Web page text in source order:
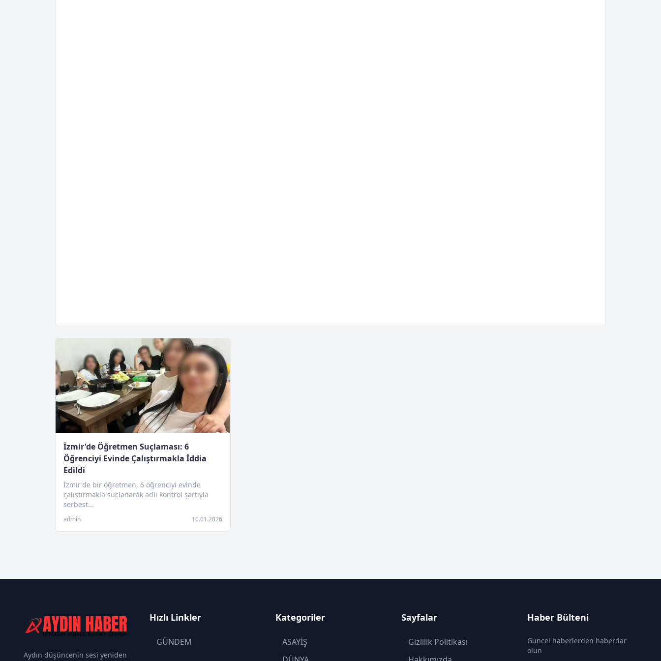
İzmir'de Öğretmen Suçlaması: 6
Öğrenciyi Evinde Çalıştırmakla İddia
Edildi
İzmir'de bir öğretmen, 6 öğrenciyi evinde
çalıştırmakla suçlanarak adli kontrol şartıyla
serbest...
admin 10.01.2026
Aydın düşüncenin sesi yeniden
Hızlı Linkler
GÜNDEM
Kategoriler
ASAYİŞ
Sayfalar
Gizlilik Politikası
Haber Bülteni
Güncel haberlerden haberdar
olun